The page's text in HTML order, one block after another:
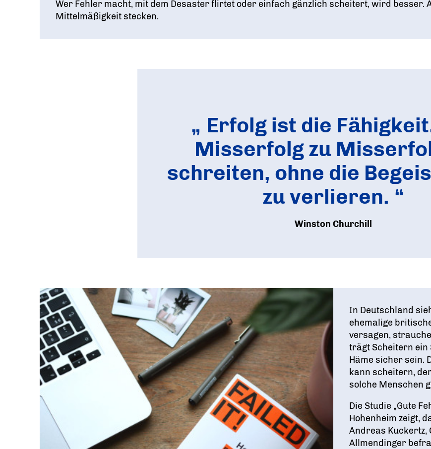
Wer Fehler macht, mit dem Desaster flirtet oder einfach gänzlich scheitert, wird besser.
Mittelmäßigkeit stecken.
Erfolg ist die
Misserfolg zu
schreiten, ohne die
zu verlieren.
Winston Churchill
In Deutschland
ehemalige
versagen,
trägt Scheitern ein
Häme sicher sein.
kann scheitern,
solche Menschen
Die Studie „Gute
Hohenheim zeigt,
Andreas Kuckertz,
Allmendinger